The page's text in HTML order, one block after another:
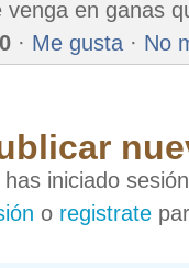
venga en ganas
0 · Me gusta · No
has iniciado
o registrate